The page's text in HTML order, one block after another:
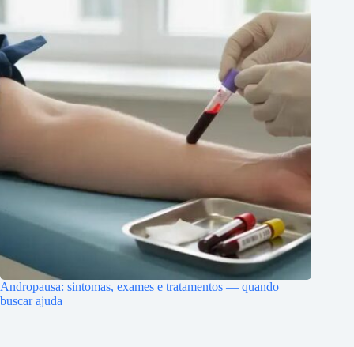
Andropausa: sintomas, exames e tratamentos — quando
buscar ajuda